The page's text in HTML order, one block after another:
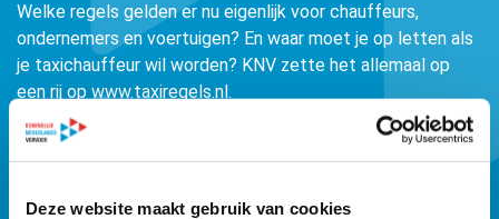
Deze website maakt gebruik van cookies
Welke regels gelden er nu eigenlijk voor chauffeurs,
ondernemers en voertuigen? En waar moet je op letten als
je taxichauffeur wil worden? KNV zette het allemaal op
een rij op www.taxiregels.nl.
Naar www.taxiregels.nl